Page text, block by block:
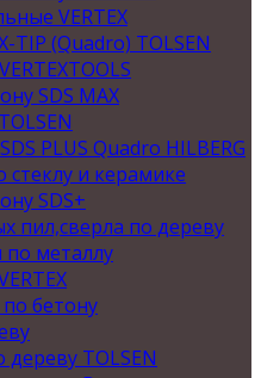
VERTEX
TIP (Quadro) TOLSEN
SDS MAX
PLUS Quadro HILBERG
и керамике
SDS+
пил,сверла по дереву
металлу
бетону
TOLSEN